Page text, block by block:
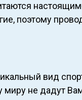
поэтому
вид
не дадут